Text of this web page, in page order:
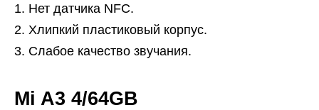
Нет датчика NFC.
Хлипкий пластиковый корпус.
Слабое качество звучания.
Mi A3 4/64GB